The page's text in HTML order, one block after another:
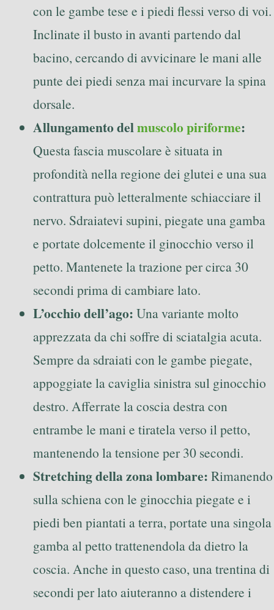
con le gambe tese e i piedi flessi verso di voi.
Inclinate il busto in avanti partendo dal
bacino, cercando di avvicinare le mani alle
punte dei piedi senza mai incurvare la spina
dorsale.
Allungamento delmuscolo piriforme:
Questa fascia muscolare è situata in
profondità nella regione dei glutei e una sua
contrattura può letteralmente schiacciare il
nervo. Sdraiatevi supini, piegate una gamba
e portate dolcemente il ginocchio verso il
petto. Mantenete la trazione per circa 30
secondi prima di cambiare lato.
L’occhio dell’ago: Una variante molto
apprezzata da chi soffre di sciatalgia acuta.
Sempre da sdraiati con le gambe piegate,
appoggiate la caviglia sinistra sul ginocchio
destro. Afferrate la coscia destra con
entrambe le mani e tiratela verso il petto,
mantenendo la tensione per 30 secondi.
Stretching della zona lombare: Rimanendo
sulla schiena con le ginocchia piegate e i
piedi ben piantati a terra, portate una singola
gamba al petto trattenendola da dietro la
coscia. Anche in questo caso, una trentina di
secondi per lato aiuteranno a distendere i